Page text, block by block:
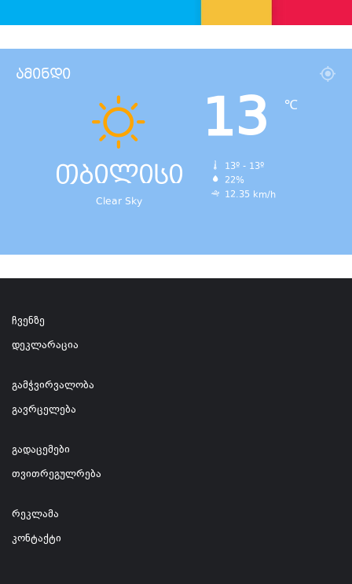
ამინდი
თბილისი
Clear Sky
13 ℃
13º - 13º
22%
12.35 km/h
ჩვენზე
დეკლარაცია
გამჭვირვალობა
გავრცელება
გადაცემები
თვითრეგულრება
რეკლამა
კონტაქტი